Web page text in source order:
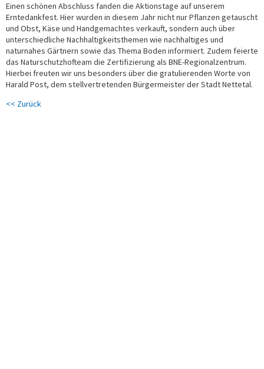
Einen schönen Abschluss fanden die Aktionstage auf unserem
Erntedankfest. Hier wurden in diesem Jahr nicht nur Pflanzen getauscht
und Obst, Käse und Handgemachtes verkauft, sondern auch über
unterschiedliche Nachhaltigkeitsthemen wie nachhaltiges und
naturnahes Gärtnern sowie das Thema Boden informiert. Zudem feierte
das Naturschutzhofteam die Zertifizierung als BNE-Regionalzentrum.
Hierbei freuten wir uns besonders über die gratulierenden Worte von
Harald Post, dem stellvertretenden Bürgermeister der Stadt Nettetal.
<< Zurück